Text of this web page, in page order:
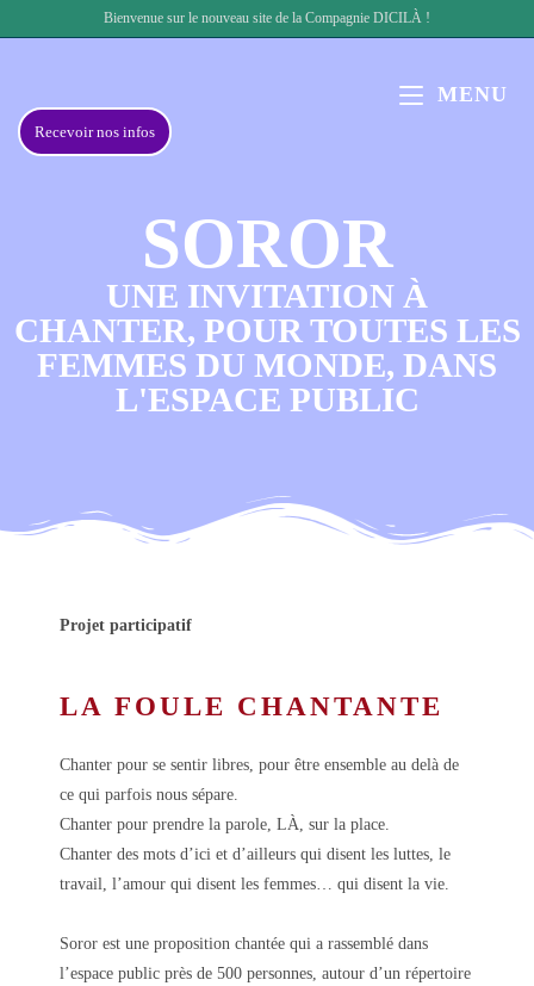
Bienvenue sur le nouveau site de la Compagnie DICILÀ !
MENU
SOROR
UNE INVITATION À
CHANTER, POUR TOUTES LES
FEMMES DU MONDE, DANS
L'ESPACE PUBLIC
Projet participatif
LA FOULE CHANTANTE
Chanter pour se sentir libres, pour être ensemble au delà de
ce qui parfois nous sépare.
Chanter pour prendre la parole, LÀ, sur la place.
Chanter des mots d’ici et d’ailleurs qui disent les luttes, le
travail, l’amour qui disent les femmes… qui disent la vie.
Soror est une proposition chantée qui a rassemblé dans
l’espace public près de 500 personnes, autour d’un répertoire
Recevoir nos infos